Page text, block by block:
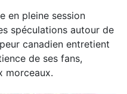
en pleine session
spéculations autour de
canadien entretient
de ses fans,
morceaux.